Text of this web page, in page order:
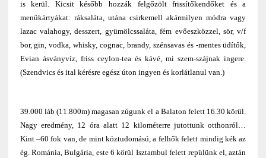
is kerül. Kicsit később hozzák felgőzölt frissítőkendőket és a
menükártyákat: ráksaláta, utána csirkemell akármilyen módra vagy
lazac valahogy, desszert, gyümölcssaláta, fém evőeszközzel, sör, v/f
bor, gin, vodka, whisky, cognac, brandy, szénsavas és -mentes üdítők,
Evian ásványvíz, friss ceylon-tea és kávé, mi szem-szájnak ingere.
(Szendvics és ital kérésre egész úton ingyen és korlátlanul van.)
39.000 láb (11.800m) magasan zúgunk el a Balaton felett 16.30 körül.
Nagy eredmény, 12 óra alatt 12 kilométerre jutottunk otthonról…
Kint –60 fok van, de mint köztudomású, a felhők felett mindig kék az
ég. Románia, Bulgária, este 6 körül Isztambul felett repülünk el, aztán